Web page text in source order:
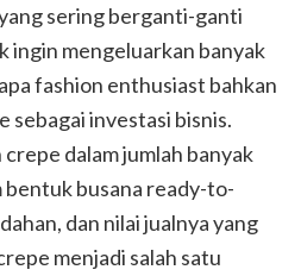
sering berganti-ganti
ingin mengeluarkan banyak
fashion enthusiast bahkan
sebagai investasi bisnis.
dalam jumlah banyak
bentuk busana ready-to-
dan nilai jualnya yang
menjadi salah satu